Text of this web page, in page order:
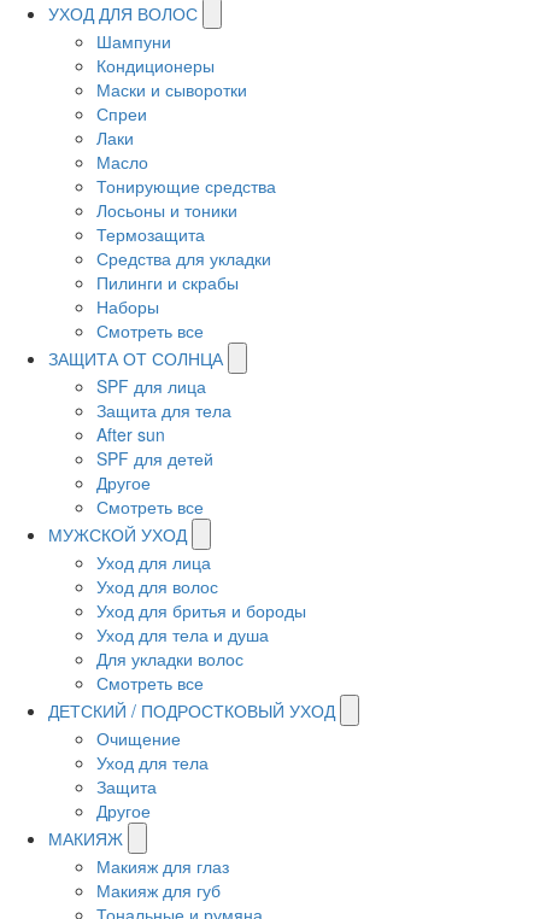
УХОД ДЛЯ ВОЛОС
Шампуни
Кондиционеры
Маски и сыворотки
Спреи
Лаки
Масло
Тонирующие средства
Лосьоны и тоники
Термозащита
Средства для укладки
Пилинги и скрабы
Наборы
Смотреть все
ЗАЩИТА ОТ СОЛНЦА
SPF для лица
Защита для тела
After sun
SPF для детей
Другое
Смотреть все
МУЖСКОЙ УХОД
Уход для лица
Уход для волос
Уход для бритья и бороды
Уход для тела и душа
Для укладки волос
Смотреть все
ДЕТСКИЙ / ПОДРОСТКОВЫЙ УХОД
Очищение
Уход для тела
Защита
Другое
МАКИЯЖ
Макияж для глаз
Макияж для губ